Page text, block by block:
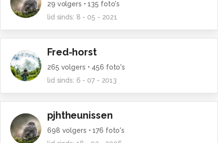
29 volgers •135 foto's
lid sinds: 8 - 05 - 2021
Fred-horst
265 volgers • 456 foto's
lid sinds: 6 - 07 - 2013
pjhtheunissen
698 volgers •176 foto's